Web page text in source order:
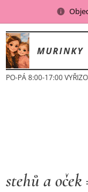
MURINKY
PO-PÁ 8:00-17:00
stehů a